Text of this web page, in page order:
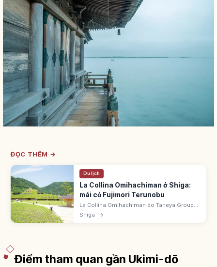
ĐỌC THÊM →
Du lịch
La Collina Omihachiman ở Shiga:
mái cỏ Fujimori Terunobu
La Collina Omihachiman do Taneya Group
vận hành. Kiến trúc mái cỏ do Fujimori
Terunobu thiết kế hòa thiên nhiên. Hơn 3
Shiga →
Điểm tham quan gần Ukimi-dō